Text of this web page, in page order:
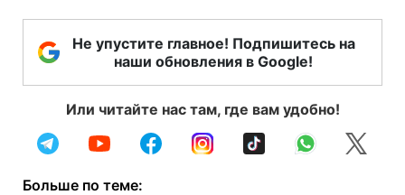
Не упустите главное! Подпишитесь на
наши обновления в Google!
Или читайте нас там, где вам удобно!
Больше по теме: